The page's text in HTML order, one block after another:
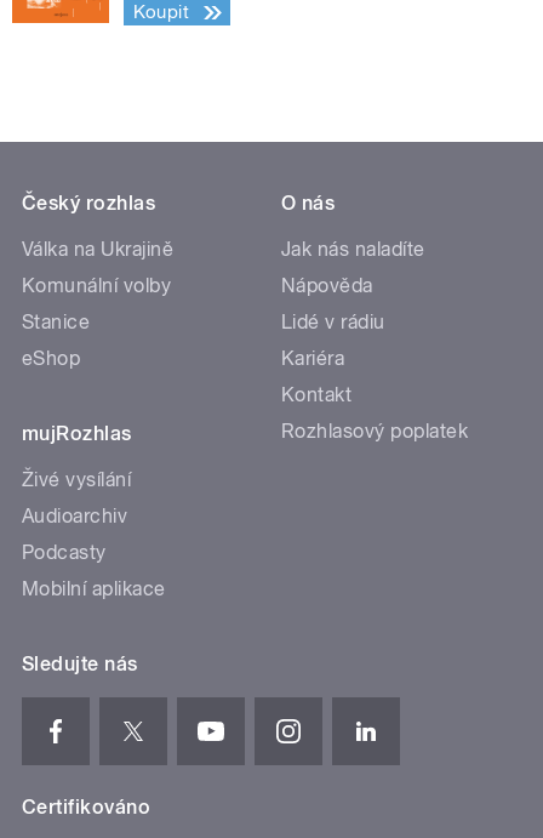
Koupit
Český rozhlas
Válka na Ukrajině
Komunální volby
Stanice
eShop
mujRozhlas
Živé vysílání
Audioarchiv
Podcasty
Mobilní aplikace
O nás
Jak nás naladíte
Nápověda
Lidé v rádiu
Kariéra
Kontakt
Rozhlasový poplatek
Sledujte nás
Certifikováno